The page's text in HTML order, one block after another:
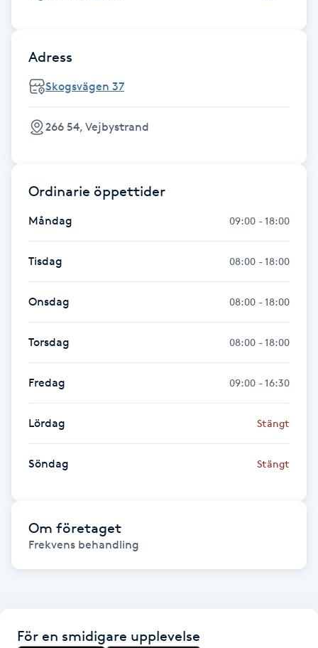
Fransborttagning
Fransförlängning
Fransförlängning Volym
Fransk manikyr
Fransrengöring
Frekvensterapi
Friskvård
Friskvårdsmassage
Frisör
Funktionsanalys
Färgning
Gel naglar
Adress
Skogsvägen 37
266 54, Vejbystrand
Ordinarie öppettider
Måndag 09:00 - 18:00
Tisdag 08:00 - 18:00
Onsdag 08:00 - 18:00
Torsdag 08:00 - 18:00
Fredag 09:00 - 16:30
Lördag Stängt
Söndag Stängt
Om företaget
Frekvens behandling
För en smidigare upplevelse